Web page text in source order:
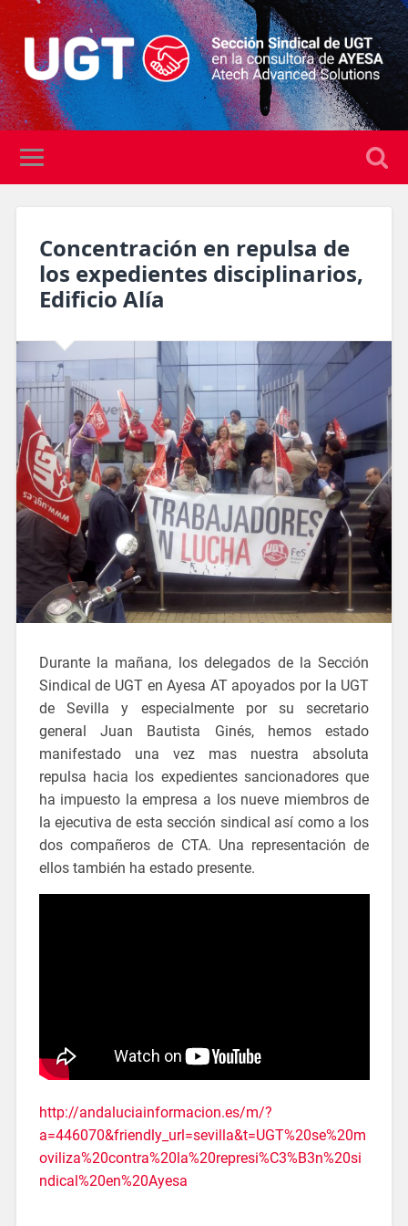
Concentración en repulsa de
los expedientes disciplinarios,
Edificio Alía
Durante la mañana, los delegados de la Sección
Sindical de UGT en Ayesa AT apoyados por la UGT
de Sevilla y especialmente por su secretario
general Juan Bautista Ginés, hemos estado
manifestado una vez mas nuestra absoluta
repulsa hacia los expedientes sancionadores que
ha impuesto la empresa a los nueve miembros de
la ejecutiva de esta sección sindical así como a los
dos compañeros de CTA. Una representación de
ellos también ha estado presente.
http://andaluciainformacion.es/m/?
a=446070&friendly_url=sevilla&t=UGT%20se%20m
oviliza%20contra%20la%20represi%C3%B3n%20si
ndical%20en%20Ayesa